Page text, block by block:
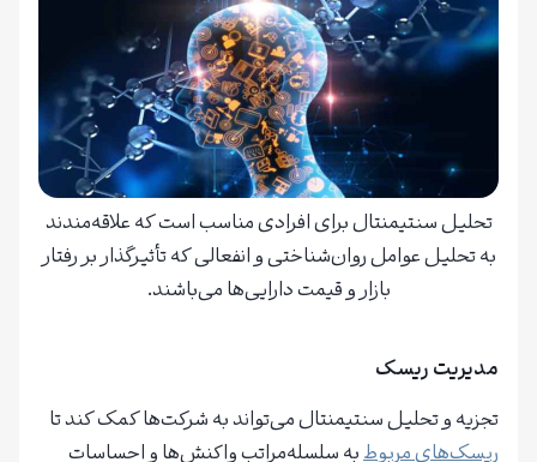
تحلیل سنتیمنتال برای افرادی مناسب است که علاقه‌مندند
به تحلیل عوامل روان‌شناختی و انفعالی که تأثیرگذار بر رفتار
بازار و قیمت دارایی‌ها می‌باشند.
مدیریت ریسک
تجزیه و تحلیل سنتیمنتال می‌تواند به شرکت‌ها کمک کند تا
ریسک‌های مربوطبه سلسله‌مراتب واکنش‌ها و احساسات